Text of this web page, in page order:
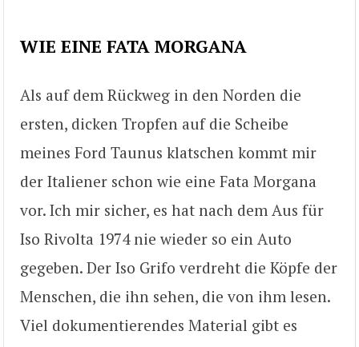
WIE EINE FATA MORGANA
Als auf dem Rückweg in den Norden die
ersten, dicken Tropfen auf die Scheibe
meines Ford Taunus klatschen kommt mir
der Italiener schon wie eine Fata Morgana
vor. Ich mir sicher, es hat nach dem Aus für
Iso Rivolta 1974 nie wieder so ein Auto
gegeben. Der Iso Grifo verdreht die Köpfe der
Menschen, die ihn sehen, die von ihm lesen.
Viel dokumentierendes Material gibt es